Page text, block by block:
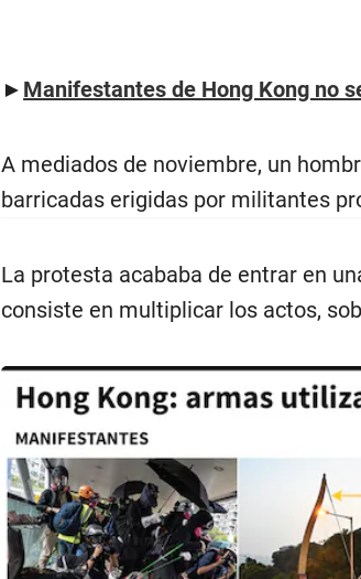
► Manifestantes de Hong Kong no
A mediados de noviembre, un
barricadas erigidas por militantes
La protesta acababa de entrar en
consiste en multiplicar los actos,